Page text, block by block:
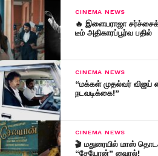
CINEMA NEWS
🔥 இளையராஜா
டீம் அதிகாரப்பூர்வ பதில்
CINEMA NEWS
“மக்கள் முதல்வர் விஜய்
நடவடிக்கை!”
CINEMA NEWS
🎬 மதுரையில் மாஸ்
“சேயோன்” வைரல்!